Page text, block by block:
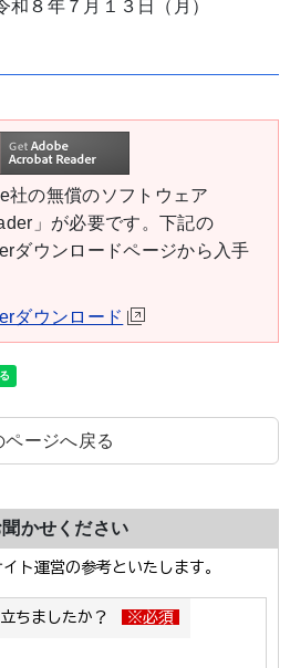
和８年７月１３日（月）
社の無償のソフトウェア
」が必要です。下記の
ダウンロードページから入手
ダウンロード
ページへ戻る
かせください